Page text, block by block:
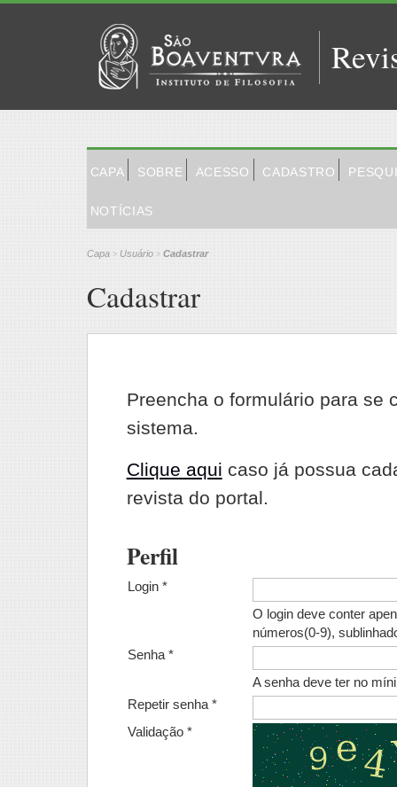
CAPA SOBRE ACESSO CADASTRO
NOTÍCIAS
Capa > Usuário > Cadastrar
Cadastrar
Preencha o formulário para se
sistema.
Clique aqui caso já possua
revista do portal.
Perfil
Login *
O login deve conter
números(0-9),
Senha *
A senha deve ter no
Repetir senha *
Validação *